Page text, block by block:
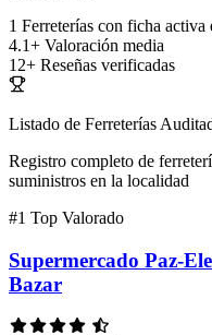
1 Ferreterías con ficha activa
4.1+ Valoración media
12+ Reseñas verificadas
Listado de Ferreterías
Registro completo de
suministros en la localidad
#1 Top Valorado
Supermercado Paz-
Bazar